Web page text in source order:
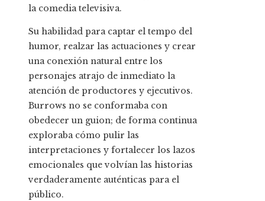
la comedia televisiva.
Su habilidad para captar el tempo del
humor, realzar las actuaciones y crear
una conexión natural entre los
personajes atrajo de inmediato la
atención de productores y ejecutivos.
Burrows no se conformaba con
obedecer un guion; de forma continua
exploraba cómo pulir las
interpretaciones y fortalecer los lazos
emocionales que volvían las historias
verdaderamente auténticas para el
público.